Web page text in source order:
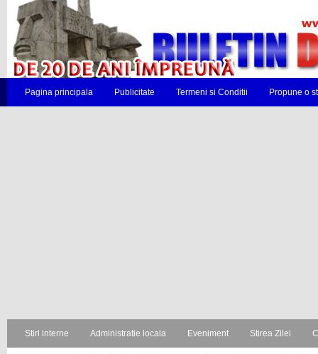
Pagina principala Publicitate Termeni si Conditii Propune o
Stiri interne Administratie locala Eveniment Stirea Zilei